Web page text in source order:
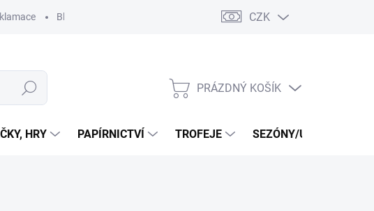
Blog CZK
Hledat
NÁKUPNÍ
PRÁZDNÝ KOŠÍK
HRY PAPÍRNICTVÍ TROFEJE SEZÓNY/UDÁLOSTI